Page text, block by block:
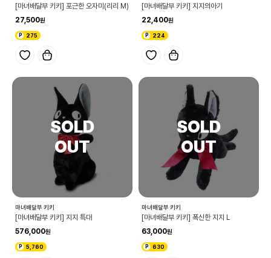
[마녀배달부 키키] 포근한 오자미(리리 M)
27,500
275
[마녀배달부 키키] 지지의아기
22,400
224
마녀배달부 키키
[마녀배달부 키키] 지지 특대
576,000
5,760
마녀배달부 키키
[마녀배달부 키키] 폭신한 지지 L
63,000
630